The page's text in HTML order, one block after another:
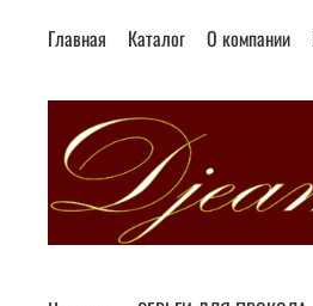
Главная Каталог О компании